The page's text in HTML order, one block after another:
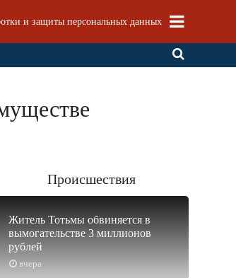
и защиты персональных данных
Происшествия
вчера
Житель Тотьмы обвиняется в
вымогательстве 3 миллионов
рублей